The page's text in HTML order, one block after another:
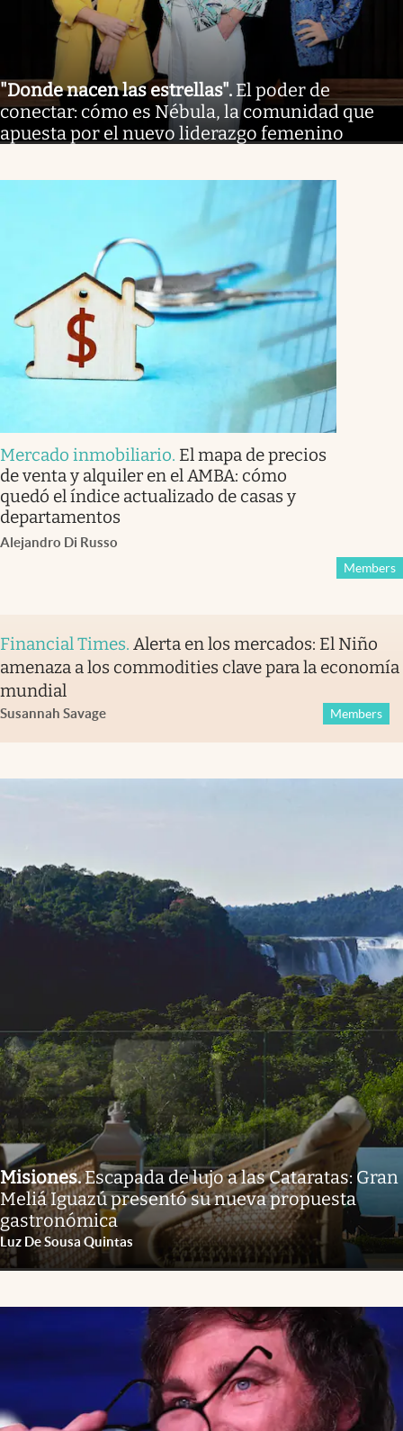
"Donde nacen las estrellas". El poder de
conectar: cómo es Nébula, la comunidad que
apuesta por el nuevo liderazgo femenino
Mercado inmobiliario. El mapa de precios
de venta y alquiler en el AMBA: cómo
quedó el índice actualizado de casas y
departamentos
Alejandro Di Russo
Members
Financial Times. Alerta en los mercados: El Niño
amenaza a los commodities clave para la economía
mundial
Susannah Savage Members
Misiones.Escapada de lujo a las Cataratas: Gran
Meliá Iguazú presentó su nueva propuesta
gastronómica
Luz De Sousa Quintas